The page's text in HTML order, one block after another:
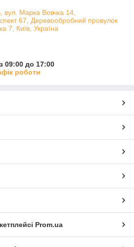
вул. Марка Вовчка 14,
67, Деревообробний провулок
7, Київ, Україна
09:00 до 17:00
роботи
Prom.ua